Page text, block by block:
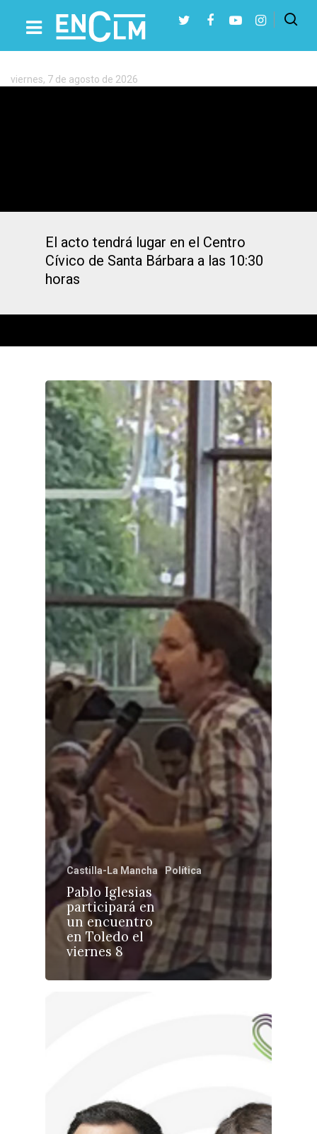
Etiqueta:
Teresa
Arévalo
Presiona Intro para buscar o ESC para cerrar
viernes, 7 de agosto de 2026
El acto tendrá lugar en el Centro
Cívico de Santa Bárbara a las 10:30
horas
Castilla-La Mancha Política
Pablo Iglesias
participará en
un encuentro
en Toledo el
viernes 8
Castilla-La
Toledo
Ciudad Real
Albacete
Cuenca
Guadalajara
Talavera
Sanidad
Economía
Educación
Cultura
Deportes
Sucesos
Medio Ambiente
Planeta Rural
Especiales